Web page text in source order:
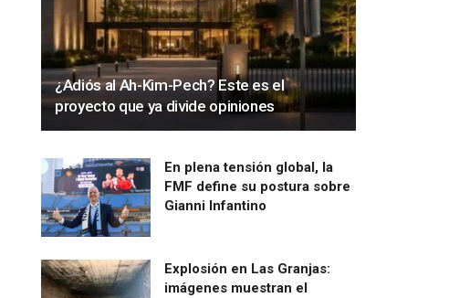
¿Adiós al Ah-Kim-Pech? Este es el
proyecto que ya divide opiniones
En plena tensión global, la
FMF define su postura sobre
Gianni Infantino
Explosión en Las Granjas:
imágenes muestran el